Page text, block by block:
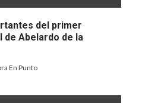
del primer
de Abelardo de la
En Punto